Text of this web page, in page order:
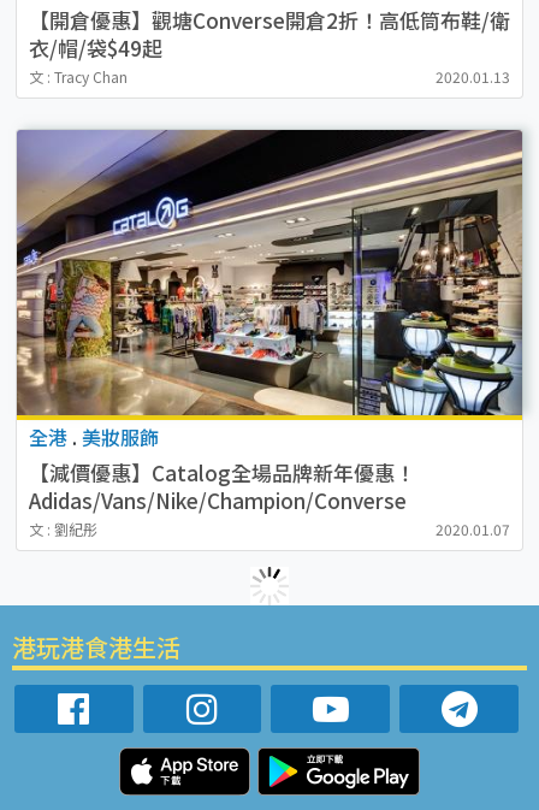
【開倉優惠】觀塘Converse開倉2折！高低筒布鞋/衛
衣/帽/袋$49起
文 : Tracy Chan 2020.01.13
全港 . 美妝服飾
【減價優惠】Catalog全場品牌新年優惠！
Adidas/Vans/Nike/Champion/Converse
文 : 劉紀彤 2020.01.07
港玩港食港生活